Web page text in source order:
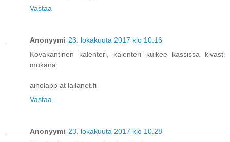
Vastaa
Anonyymi 23. lokakuuta 2017 klo 10.16
Kovakantinen kalenteri, kalenteri kulkee kassissa kivasti
mukana.
aiholapp at lailanet.fi
Vastaa
Anonyymi 23. lokakuuta 2017 klo 10.28